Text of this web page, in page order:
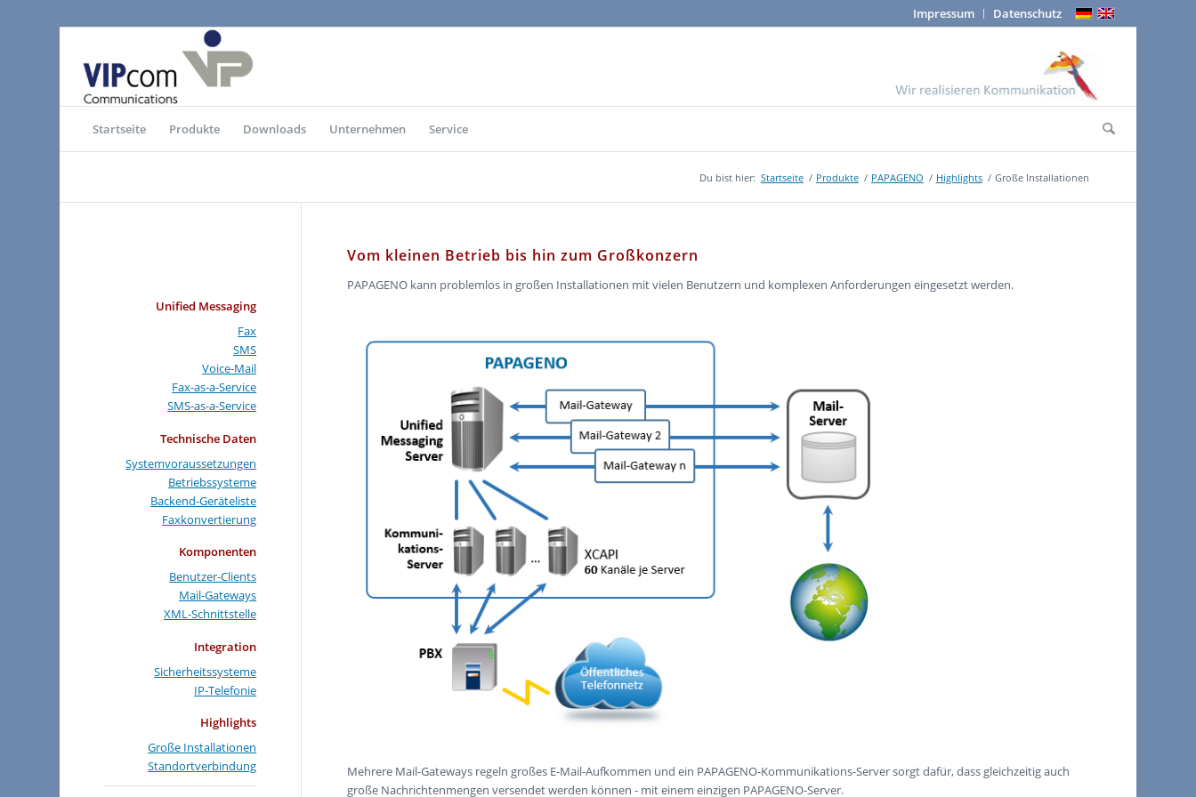
Impressum Datenschutz
Startseite Produkte Downloads Unternehmen Service
Du bist hier: Startseite / Produkte / PAPAGENO / Highlights / Große Installationen
Vom kleinen Betrieb bis hin zum Großkonzern
PAPAGENO kann problemlos in großen Installationen mit vielen Benutzern und komplexen Anforderungen eingesetzt werden.
Mehrere Mail-Gateways regeln großes E-Mail-Aufkommen und ein PAPAGENO-Kommunikations-Server sorgt dafür, dass gleichzeitig auch
große Nachrichtenmengen versendet werden können - mit einem einzigen PAPAGENO-Server.
Unified Messaging
Fax
SMS
Voice-Mail
Fax-as-a-Service
SMS-as-a-Service
Technische Daten
Systemvoraussetzungen
Betriebssysteme
Backend-Geräteliste
Faxkonvertierung
Komponenten
Benutzer-Clients
Mail-Gateways
XML-Schnittstelle
Integration
Sicherheitssysteme
IP-Telefonie
Highlights
Große Installationen
Standortverbindung